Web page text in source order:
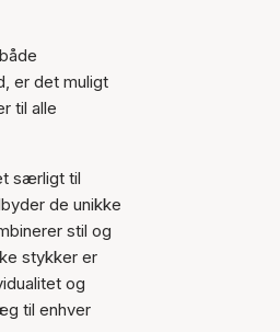
er det muligt
til alle
særligt til
de unikke
stil og
stykker er
og
til enhver